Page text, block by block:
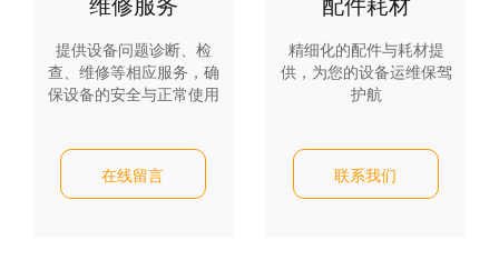
提供设备问题诊断、检
查、维修等相应服务，确
保设备的安全与正常使用
在线留言
精细化的配件与耗材提
供，为您的设备运维保驾
护航
联系我们